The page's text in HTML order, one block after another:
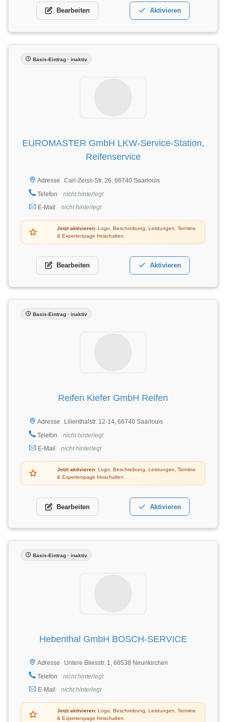
Bearbeiten Aktivieren
Basis-Eintrag · inaktiv
EUROMASTER GmbH LKW-Service-Station,
Reifenservice
Adresse
Carl-Zeiss-Str. 26, 66740 Saarlouis
Telefon
nicht hinterlegt
E-Mail
nicht hinterlegt
Jetzt aktivieren: Logo, Beschreibung, Leistungen, Termine
& Expertenpage freischalten.
Bearbeiten Aktivieren
Basis-Eintrag · inaktiv
Reifen Kiefer GmbH Reifen
Adresse
Lilienthalstr. 12-14, 66740 Saarlouis
Telefon
nicht hinterlegt
E-Mail
nicht hinterlegt
Jetzt aktivieren: Logo, Beschreibung, Leistungen, Termine
& Expertenpage freischalten.
Bearbeiten Aktivieren
Basis-Eintrag · inaktiv
Hebenthal GmbH BOSCH-SERVICE
Adresse
Untere Bliesstr. 1, 66538 Neunkirchen
Telefon
nicht hinterlegt
E-Mail
nicht hinterlegt
Jetzt aktivieren: Logo, Beschreibung, Leistungen, Termine
& Expertenpage freischalten.